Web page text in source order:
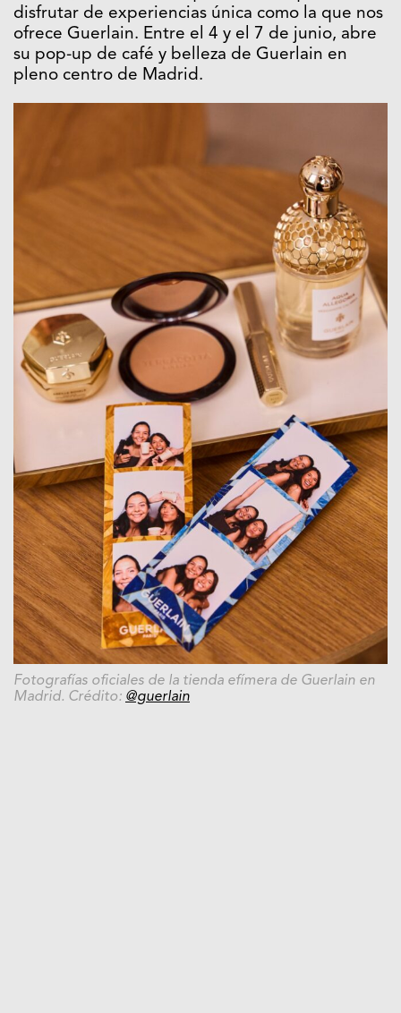
disfrutar de experiencias única como la que nos
ofrece Guerlain. Entre el 4 y el 7 de junio, abre
su pop-up de café y belleza de Guerlain en
pleno centro de Madrid.
Fotografías oficiales de la tienda efímera de Guerlain en
Madrid. Crédito: @guerlain